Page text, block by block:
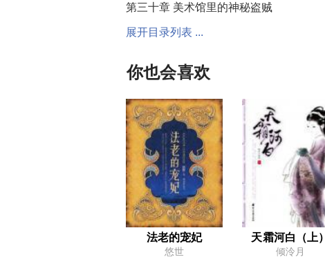
第三十章 美术馆里的神秘盗贼
第四章 少爷的怒意
第七章 暗夜下的交易
第十章 将错就错的新闻
第十三章 珍惜身边的人
第十六章 和伯爵独处的夜晚
第十九章 牙齿里的秘密
第二十二章 罗密欧的罗马假日
展开目录列表 ...
你也会喜欢
法老的宠妃
悠世
天霜河白（上）
倾泠月